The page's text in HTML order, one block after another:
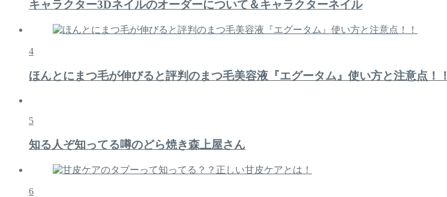
キャラクター3Dネイルのオーダーについて＆キャラクターネイル
4
ほんとにまつ毛が伸びると評判のまつ毛美容液『エグータム』使い方と注意点！！
5
知る人ぞ知ってる噂のどら焼き森上屋さん
6